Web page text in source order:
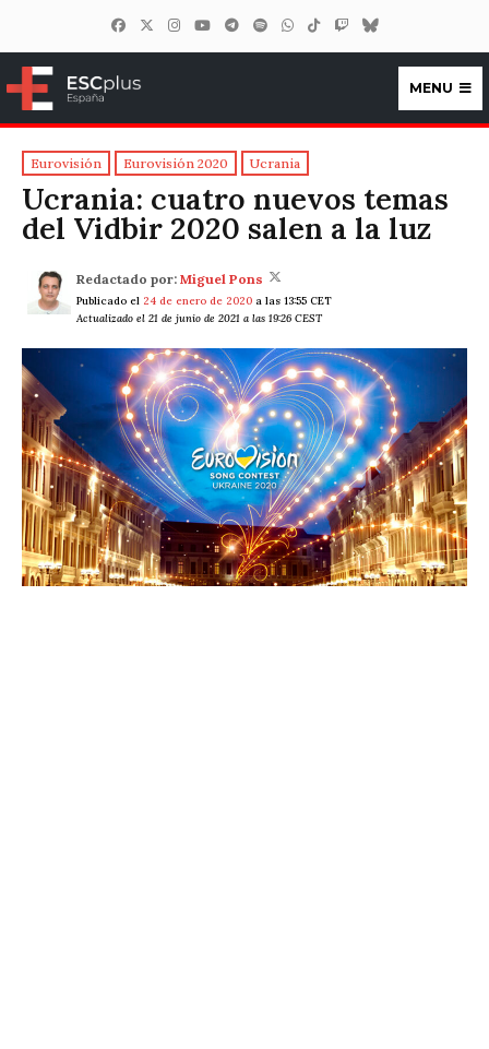
ESCplus España
MENU
Eurovisión Eurovisión 2020 Ucrania
Ucrania: cuatro nuevos temas
del Vidbir 2020 salen a la luz
Redactado por: Miguel Pons
Publicado el 24 de enero de 2020 a las 13:55 CET
Actualizado el 21 de junio de 2021 a las 19:26 CEST